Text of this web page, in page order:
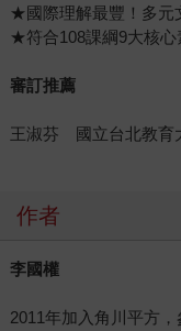
★國際理解最豐！多元
★符合108課綱9大核心
審訂推薦
王淑芬 國立台北教育
作者
李國權
2011年加入角川平方